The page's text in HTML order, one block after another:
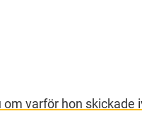
om varför hon skickade